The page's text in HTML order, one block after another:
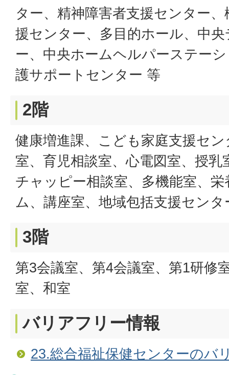
ター、精神障害者支援センター
援センター、多目的ホール、中
ー、中央ホームヘルパーステー
護サポートセンター 等
2階
健康増進課、こども家庭支援セ
室、育児相談室、心電図室、授乳
チャッピー相談室、多機能室、
ム、講座室、地域包括支援センタ
3階
第3会議室、第4会議室、第1研修
室、和室
バリアフリー情報
23.総合福祉保健センターのバ